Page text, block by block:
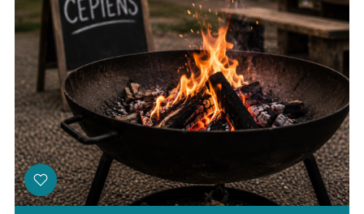
ThreadsFacebookYoutube
X Instagram
Flick TikTok